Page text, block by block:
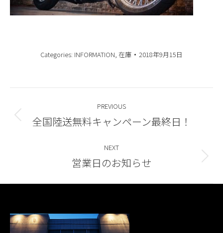
Categories: INFORMATION, 在庫 2018年9月15日
navigation
PREVIOUS
Previous
全国陸送無料キャンペーン最終日！
NEXT
Next
営業日のお知らせ